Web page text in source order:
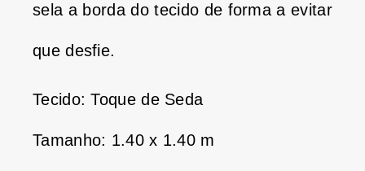
sela a borda do tecido de forma a evitar
que desfie.
Tecido: Toque de Seda
Tamanho: 1.40 x 1.40 m